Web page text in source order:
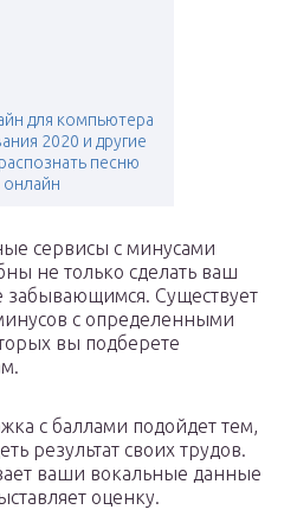
для компьютера
2020 и другие
песню
онлайн
сервисы с минусами
не только сделать ваш
забывающимся. Существует
с определенными
вы подберете
с баллами подойдет тем,
результат своих трудов.
ваши вокальные данные
оценку.